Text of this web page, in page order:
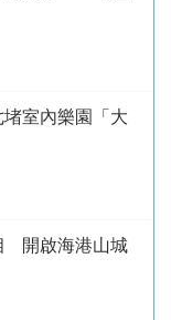
室內樂園「大
開啟海港山城